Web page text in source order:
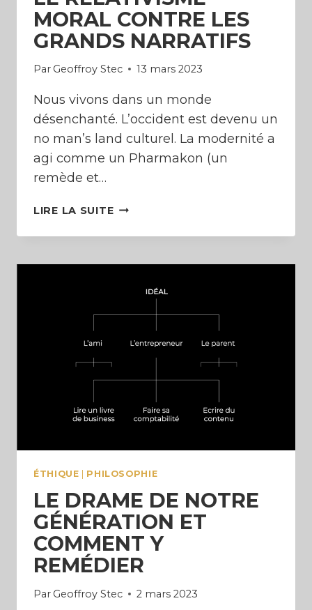
MORAL CONTRE LES
GRANDS NARRATIFS
Par Geoffroy Stec 13 mars 2023
Nous vivons dans un monde
désenchanté. L’occident est devenu un
no man’s land culturel. La modernité a
agi comme un Pharmakon (un
remède et…
LIRE LA SUITELE
MORAL
GRANDS
NARRATIFS
ÉTHIQUE | PHILOSOPHIE
LE DRAME DE NOTRE
GÉNÉRATION ET
COMMENT Y
REMÉDIER
Par Geoffroy Stec 2 mars 2023